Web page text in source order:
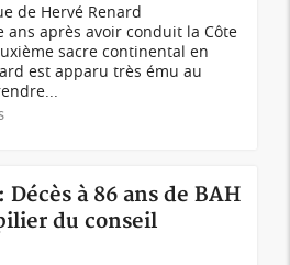
de Hervé Renard
ans après avoir conduit la Côte
sacre continental en
est apparu très ému au
à 86 ans de BAH
du conseil